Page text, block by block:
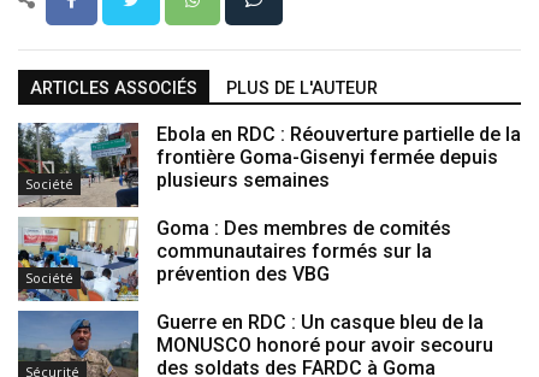
ARTICLES ASSOCIÉS PLUS DE L'AUTEUR
Société
Ebola en RDC : Réouverture partielle de la
frontière Goma-Gisenyi fermée depuis
plusieurs semaines
Société
Goma : Des membres de comités
communautaires formés sur la
prévention des VBG
Sécurité
Guerre en RDC : Un casque bleu de la
MONUSCO honoré pour avoir secouru
des soldats des FARDC à Goma